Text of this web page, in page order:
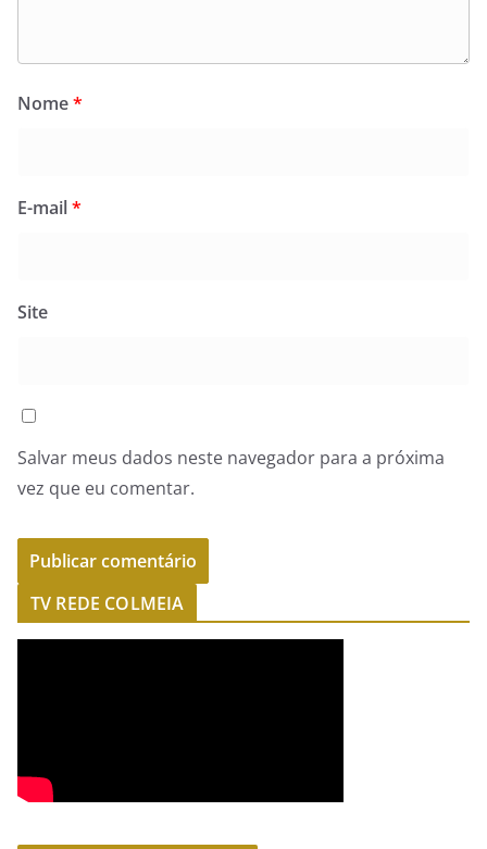
Nome*
E-mail*
Site
Salvar meus dados neste navegador para a próxima
vez que eu comentar.
TV REDE COLMEIA